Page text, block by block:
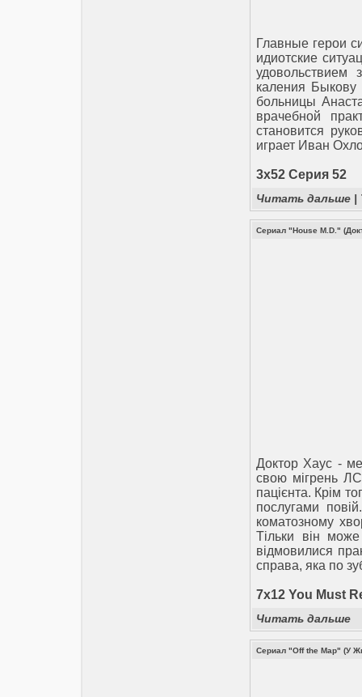
Главные герои
идиотские
удовольствием
каления Быкову
больницы
врачебной
становится
играет Иван
3x52 Серия 52
Читать дальше |
Сериал "House M.D."
Доктор Хаус -
свою мігрень
пацієнта. Крім
послугами
коматозному
Тільки він може
відмовилися
справа, яка по
7x12 You Must
Читать дальше
Сериал "Off the Map" (У